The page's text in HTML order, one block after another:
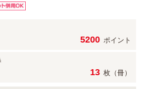
5200 ポイント
13 枚（冊）